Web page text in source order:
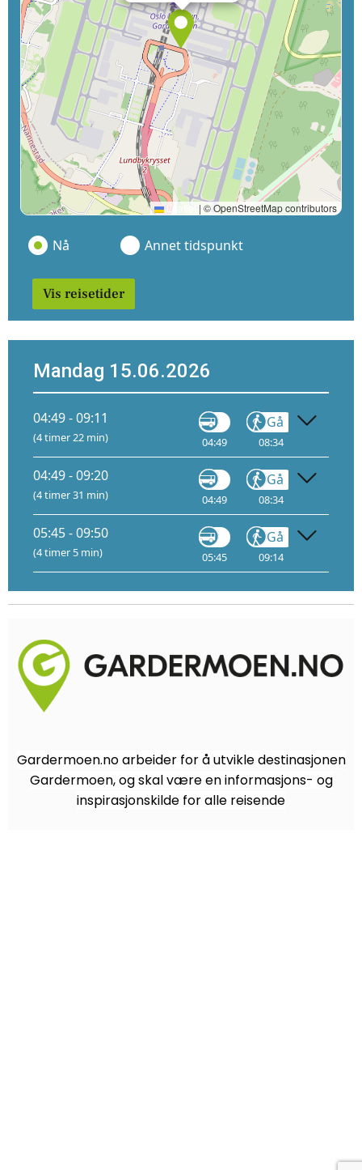
Leaflet | © OpenStreetMap contributors
Nå Annet tidspunkt
Vis reisetider
Mandag 15.06.2026
04:49 - 09:11
(4 timer 22 min) 04:49
Gå
08:34
04:49 - 09:20
(4 timer 31 min) 04:49
Gå
08:34
05:45 - 09:50
(4 timer 5 min) 05:45
Gå
09:14
Gardermoen.no arbeider for å utvikle destinasjonen
Gardermoen, og skal være en informasjons- og
inspirasjonskilde for alle reisende